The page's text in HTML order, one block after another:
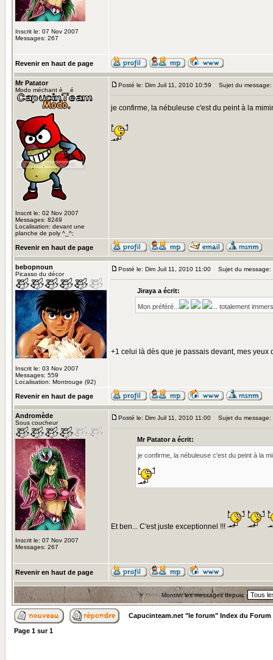
Inscrit le: 07 Nov 2007
Messages: 267
Revenir en haut de page
Mr Patator
Modo méchant è__é
Inscrit le: 02 Nov 2007
Messages: 8249
Localisation: devant une
planche de poly ^_^;
Posté le: Dim Juil 11, 2010 10:59 Sujet du message:
je confirme, la nébuleuse c'est du peint à la
Revenir en haut de page
bebopnoun
Picasso du décor
Inscrit le: 03 Nov 2007
Messages: 559
Localisation: Montrouge (92)
Posté le: Dim Juil 11, 2010 11:00 Sujet du message:
Jiraya a écrit:
Mon préféré... ... totalement
+1 celui là dès que je passais devant, mes
Revenir en haut de page
Andromède
Sous coucheur
Inscrit le: 07 Nov 2007
Messages: 267
Posté le: Dim Juil 11, 2010 11:00 Sujet du message:
Mr Patator a écrit:
je confirme, la nébuleuse c'est du peint à la
Et ben... C'est juste exceptionnel !!!
Revenir en haut de page
Montrer les messages depuis:
Capucinteam.net "le forum" Index du Forum
Page 1 sur1